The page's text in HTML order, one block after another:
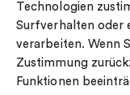
Technologien
Surfverhalten oder
verarbeiten. Wenn
Zustimmung
Funktionen
Cookie-policy
Sekretesspolicy